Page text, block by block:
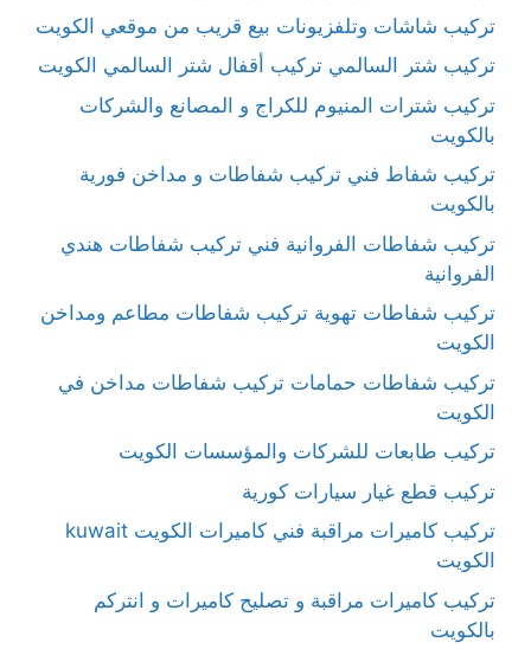
تركيب شاشات وتلفزيونات بيع قريب من موقعي الكويت
تركيب شتر السالمي تركيب أقفال شتر السالمي الكويت
تركيب شترات المنيوم للكراج و المصانع والشركات
بالكويت
تركيب شفاط فني تركيب شفاطات و مداخن فورية
بالكويت
تركيب شفاطات الفروانية فني تركيب شفاطات هندي
الفروانية
تركيب شفاطات تهوية تركيب شفاطات مطاعم ومداخن
الكويت
تركيب شفاطات حمامات تركيب شفاطات مداخن في
الكويت
تركيب طابعات للشركات والمؤسسات الكويت
تركيب قطع غيار سيارات كورية
تركيب كاميرات مراقبة فني كاميرات الكويت kuwait
الكويت
تركيب كاميرات مراقبة و تصليح كاميرات و انتركم
بالكويت